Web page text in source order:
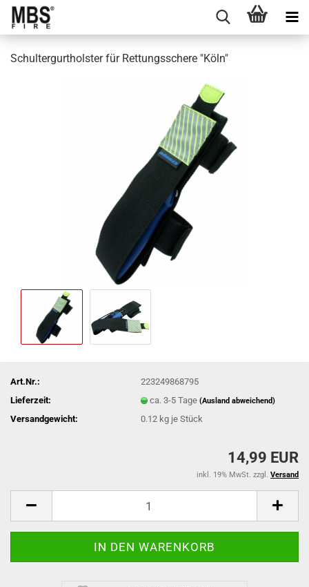
Schultergurtholster für Rettungsschere "Köln"
Art.Nr.:
223249868795
Lieferzeit:
ca. 3-5 Tage(Ausland abweichend)
Versandgewicht: 0.12 kg je Stück
14,99 EUR
inkl. 19% MwSt. zzgl. Versand